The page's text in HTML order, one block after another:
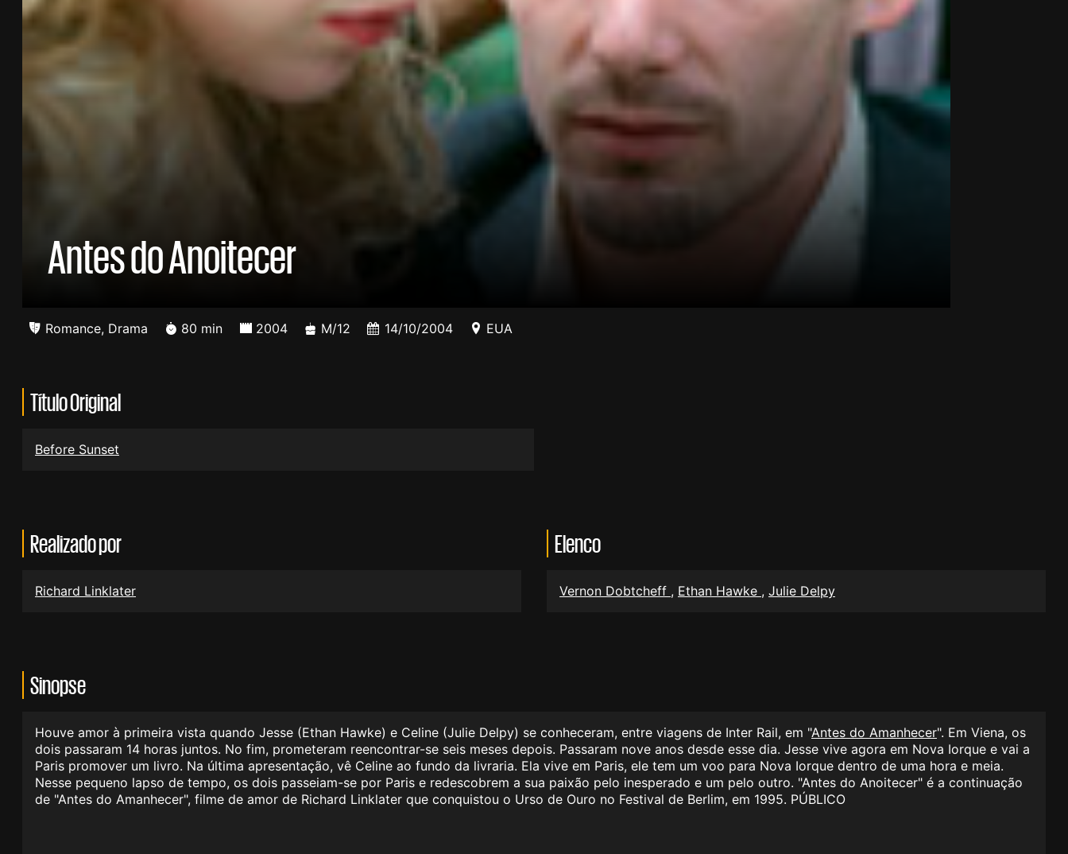
Antes do Anoitecer
Romance, Drama 80 min 2004 M/12 14/10/2004 EUA
Título Original
Before Sunset
Realizado por
Richard Linklater
Elenco
Vernon Dobtcheff , Ethan Hawke , Julie Delpy
Sinopse
Houve amor à primeira vista quando Jesse (Ethan Hawke) e Celine (Julie Delpy) se conheceram, entre viagens de Inter Rail, em "Antes do Amanhecer". Em Viena, os
dois passaram 14 horas juntos. No fim, prometeram reencontrar-se seis meses depois. Passaram nove anos desde esse dia. Jesse vive agora em Nova Iorque e vai a
Paris promover um livro. Na última apresentação, vê Celine ao fundo da livraria. Ela vive em Paris, ele tem um voo para Nova Iorque dentro de uma hora e meia.
Nesse pequeno lapso de tempo, os dois passeiam-se por Paris e redescobrem a sua paixão pelo inesperado e um pelo outro. "Antes do Anoitecer" é a continuação
de "Antes do Amanhecer", filme de amor de Richard Linklater que conquistou o Urso de Ouro no Festival de Berlim, em 1995. PÚBLICO